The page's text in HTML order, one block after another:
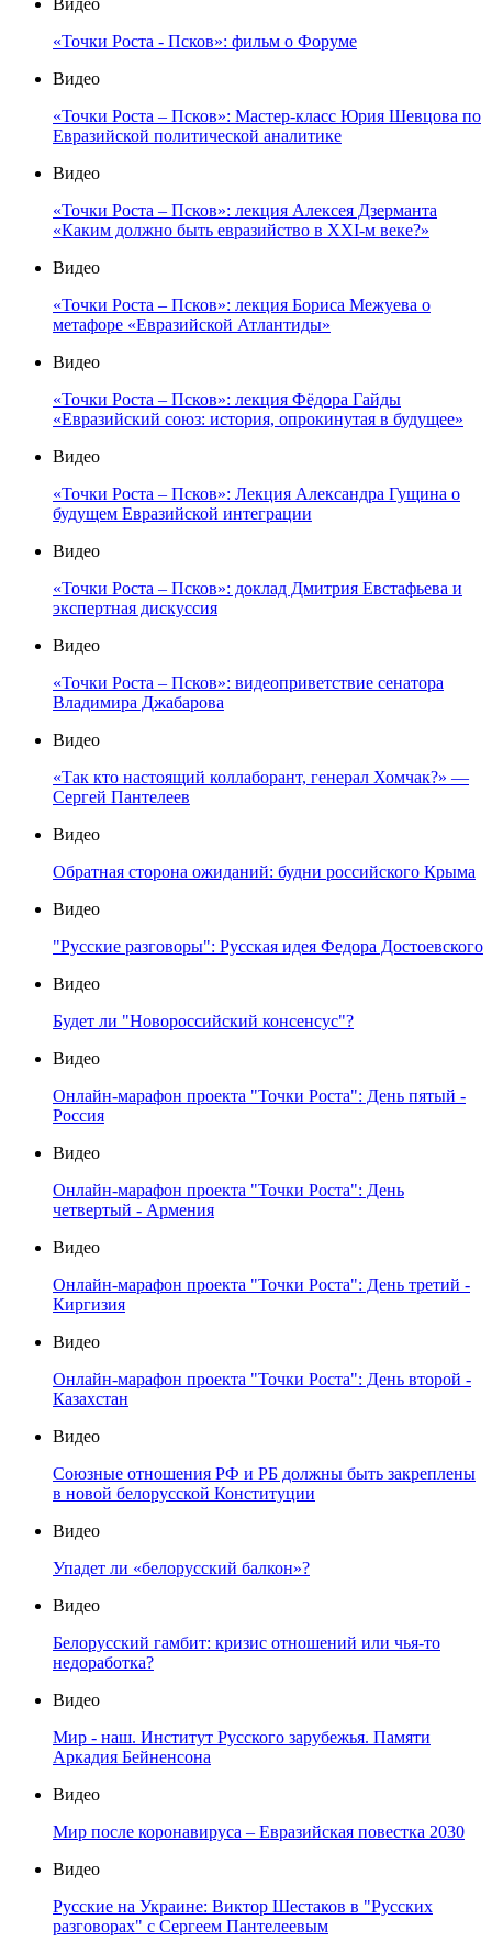
Видео
«Точки Роста - Псков»: фильм о Форуме
Видео
«Точки Роста – Псков»: Мастер-класс Юрия Шевцова по
Евразийской политической аналитике
Видео
«Точки Роста – Псков»: лекция Алексея Дзерманта
«Каким должно быть евразийство в XXI-м веке?»
Видео
«Точки Роста – Псков»: лекция Бориса Межуева о
метафоре «Евразийской Атлантиды»
Видео
«Точки Роста – Псков»: лекция Фёдора Гайды
«Евразийский союз: история, опрокинутая в будущее»
Видео
«Точки Роста – Псков»: Лекция Александра Гущина о
будущем Евразийской интеграции
Видео
«Точки Роста – Псков»: доклад Дмитрия Евстафьева и
экспертная дискуссия
Видео
«Точки Роста – Псков»: видеоприветствие сенатора
Владимира Джабарова
Видео
«Так кто настоящий коллаборант, генерал Хомчак?» —
Сергей Пантелеев
Видео
Обратная сторона ожиданий: будни российского Крыма
Видео
"Русские разговоры": Русская идея Федора Достоевского
Видео
Будет ли "Новороссийский консенсус"?
Видео
Онлайн-марафон проекта "Точки Роста": День пятый -
Россия
Видео
Онлайн-марафон проекта "Точки Роста": День
четвертый - Армения
Видео
Онлайн-марафон проекта "Точки Роста": День третий -
Киргизия
Видео
Онлайн-марафон проекта "Точки Роста": День второй -
Казахстан
Видео
Союзные отношения РФ и РБ должны быть закреплены
в новой белорусской Конституции
Видео
Упадет ли «белорусский балкон»?
Видео
Белорусский гамбит: кризис отношений или чья-то
недоработка?
Видео
Мир - наш. Институт Русского зарубежья. Памяти
Аркадия Бейненсона
Видео
Мир после коронавируса – Евразийская повестка 2030
Видео
Русские на Украине: Виктор Шестаков в "Русских
разговорах" с Сергеем Пантелеевым